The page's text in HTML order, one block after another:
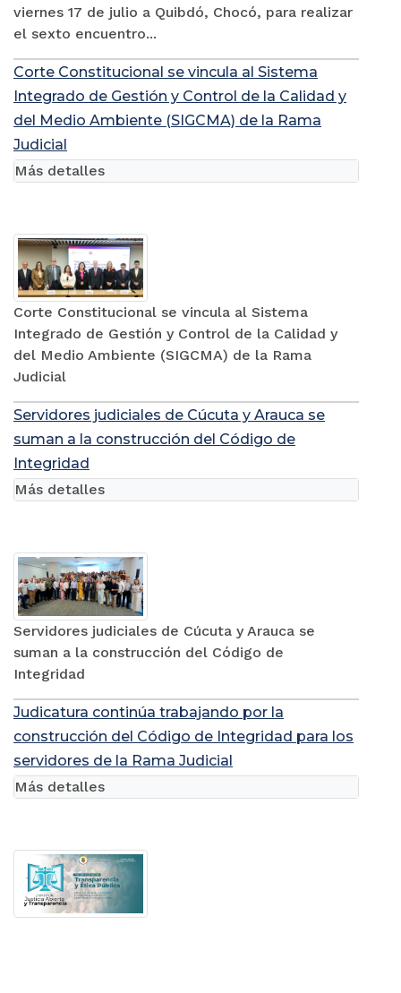
viernes 17 de julio a Quibdó, Chocó, para realizar
el sexto encuentro...
Corte Constitucional se vincula al Sistema
Integrado de Gestión y Control de la Calidad y
del Medio Ambiente (SIGCMA) de la Rama
Judicial
Corte Constitucional se vincula al Sistema
Integrado de Gestión y Control de la Calidad y
del Medio Ambiente (SIGCMA) de la Rama
Judicial
Más detalles
Servidores judiciales de Cúcuta y Arauca se
suman a la construcción del Código de
Integridad
Servidores judiciales de Cúcuta y Arauca se
suman a la construcción del Código de
Integridad
Más detalles
Judicatura continúa trabajando por la
construcción del Código de Integridad para los
servidores de la Rama Judicial
Más detalles